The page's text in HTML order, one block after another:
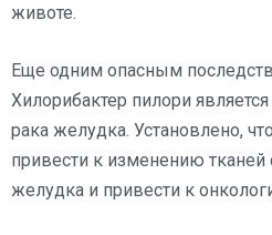
животе.
Еще одним опасным
Хилорибактер пилори
рака желудка. Установлено,
привести к изменению тканей
желудка и привести к